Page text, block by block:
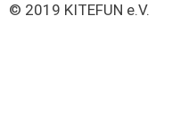
© 2019 KITEFUN e.V.